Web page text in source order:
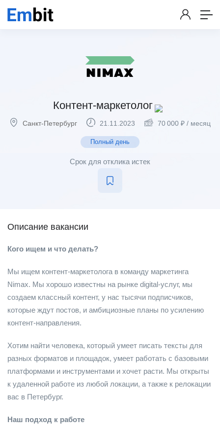
Контент-маркетолог
Санкт-Петербург 21.11.2023 70 000 ₽ / месяц
Полный день
Срок для отклика истек
Описание вакансии
Кого ищем и что делать?
Мы ищем контент-маркетолога в команду маркетинга
Nimax. Мы хорошо известны на рынке digital-услуг, мы
создаем классный контент, у нас тысячи подписчиков,
которые ждут постов, и амбициозные планы по усилению
контент-направления.
Хотим найти человека, который умеет писать тексты для
разных форматов и площадок, умеет работать с базовыми
платформами и инструментами и хочет расти. Мы открыты
к удаленной работе из любой локации, а также к релокации
вас в Петербург.
Наш подход к работе